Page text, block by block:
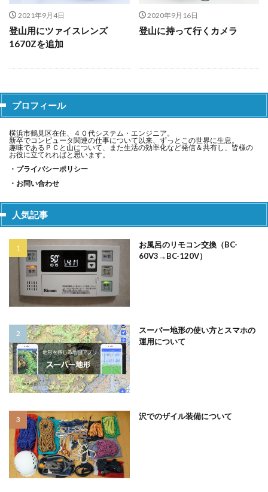
2021年9月4日
登山用にツァイスレンズ
1670Zを追加
2020年9月16日
登山に持って行くカメラ
プロフィール
横浜市鶴見区在住、４０代システム・エンジニア。
新卒でコンピュータ関連の仕事について以来、ずっとこの世界に生息。
趣味であるＰＣと山について、また生活の効率化など発信＆共有し、皆様の
お役に立てれればと思います。
・プライバシーポリシー
・お問い合わせ
人気記事
お風呂のリモコン交換（BC-
60V3→BC-120V）
スーパー地形の使い方とスマホの
運用について
沢でのザイル装備について